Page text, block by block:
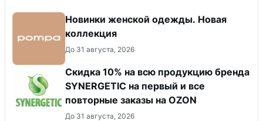
Новинки женской одежды. Новая
коллекция
До 31 августа, 2026
Скидка 10% на всю продукцию бренда
SYNERGETIC на первый и все
повторные заказы на OZON
До 31 августа, 2026